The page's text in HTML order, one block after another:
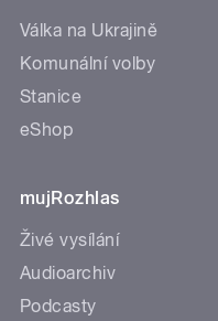
Válka na Ukrajině
Komunální volby
Stanice
eShop
mujRozhlas
Živé vysílání
Audioarchiv
Podcasty